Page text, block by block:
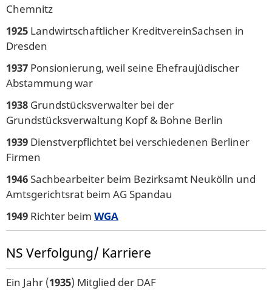
Chemnitz
1925 Landwirtschaftlicher KreditvereinSachsen in
Dresden
1937 Ponsionierung, weil seine Ehefraujüdischer
Abstammung war
1938 Grundstücksverwalter bei der
Grundstücksverwaltung Kopf & Bohne Berlin
1939 Dienstverpflichtet bei verschiedenen Berliner
Firmen
1946Sachbearbeiter beim Bezirksamt Neukölln und
Amtsgerichtsrat beim AG Spandau
1949 Richter beim WGA
NS Verfolgung/ Karriere
Ein Jahr (1935) Mitglied der DAF